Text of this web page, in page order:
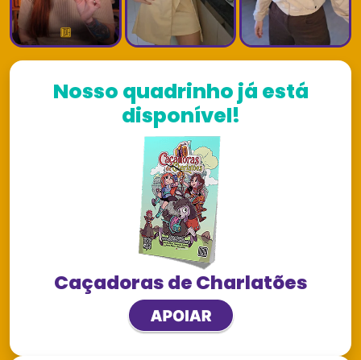
Nosso quadrinho já está
disponível!
Caçadoras de Charlatões